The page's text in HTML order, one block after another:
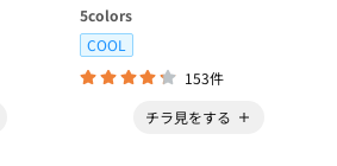
5colors
COOL
153件
チラ見をする